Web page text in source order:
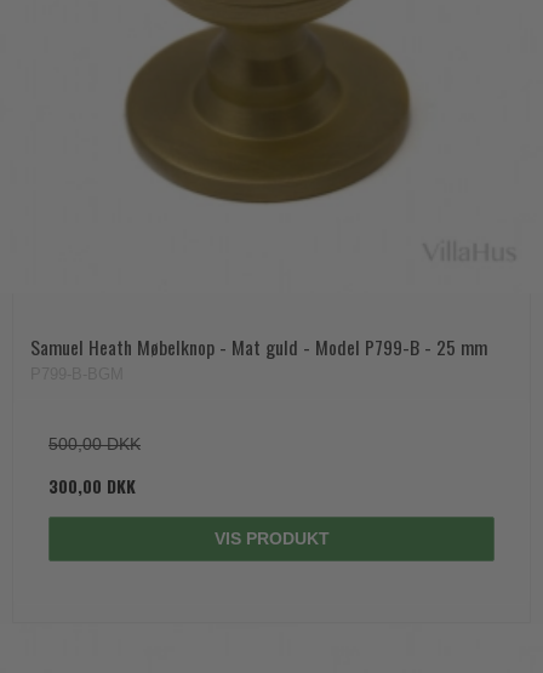
Samuel Heath Møbelknop - Mat guld - Model P799-B - 25 mm
500,00 DKK
300,00 DKK
VIS PRODUKT